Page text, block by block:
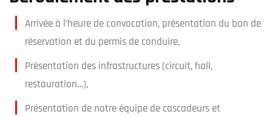
Arrivée à l’heure de convocation, présentation du bon de
réservation et du permis de conduire,
Présentation des infrastructures (circuit, hall,
restauration…),
Présentation de notre équipe de cascadeurs et